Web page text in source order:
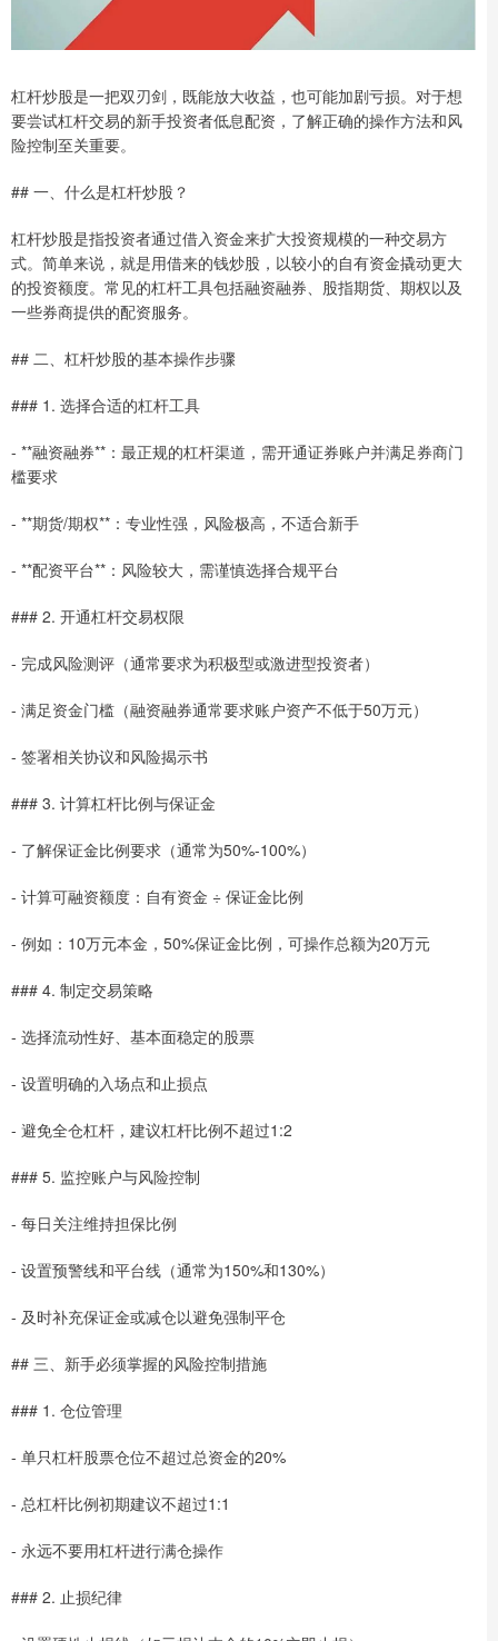
杠杆炒股是一把双刃剑，既能放大收益，也可能加剧亏损。对于想
要尝试杠杆交易的新手投资者低息配资，了解正确的操作方法和风
险控制至关重要。
## 一、什么是杠杆炒股？
杠杆炒股是指投资者通过借入资金来扩大投资规模的一种交易方
式。简单来说，就是用借来的钱炒股，以较小的自有资金撬动更大
的投资额度。常见的杠杆工具包括融资融券、股指期货、期权以及
一些券商提供的配资服务。
## 二、杠杆炒股的基本操作步骤
### 1. 选择合适的杠杆工具
- **融资融券**：最正规的杠杆渠道，需开通证券账户并满足券商门
槛要求
- **期货/期权**：专业性强，风险极高，不适合新手
- **配资平台**：风险较大，需谨慎选择合规平台
### 2. 开通杠杆交易权限
- 完成风险测评（通常要求为积极型或激进型投资者）
- 满足资金门槛（融资融券通常要求账户资产不低于50万元）
- 签署相关协议和风险揭示书
### 3. 计算杠杆比例与保证金
- 了解保证金比例要求（通常为50%-100%）
- 计算可融资额度：自有资金 ÷ 保证金比例
- 例如：10万元本金，50%保证金比例，可操作总额为20万元
### 4. 制定交易策略
- 选择流动性好、基本面稳定的股票
- 设置明确的入场点和止损点
- 避免全仓杠杆，建议杠杆比例不超过1:2
### 5. 监控账户与风险控制
- 每日关注维持担保比例
- 设置预警线和平台线（通常为150%和130%）
- 及时补充保证金或减仓以避免强制平仓
## 三、新手必须掌握的风险控制措施
### 1. 仓位管理
- 单只杠杆股票仓位不超过总资金的20%
- 总杠杆比例初期建议不超过1:1
- 永远不要用杠杆进行满仓操作
### 2. 止损纪律